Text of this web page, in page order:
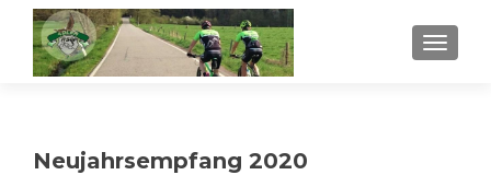
Neujahrsempfang 2020